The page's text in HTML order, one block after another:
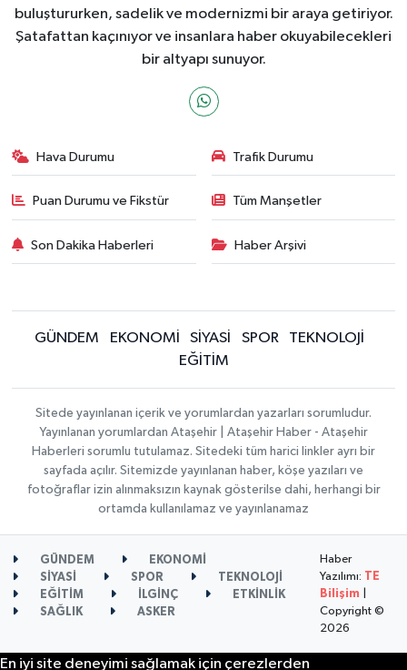
buluştururken, sadelik ve modernizmi bir araya getiriyor.
Şatafattan kaçınıyor ve insanlara haber okuyabilecekleri
bir altyapı sunuyor.
Hava Durumu Trafik Durumu
Puan Durumu ve Fikstür Tüm Manşetler
Son Dakika Haberleri Haber Arşivi
GÜNDEM EKONOMİ SİYASİ SPOR
TEKNOLOJİ
EĞİTİM
Sitede yayınlanan içerik ve yorumlardan yazarları sorumludur.
Yayınlanan yorumlardan Ataşehir | Ataşehir Haber - Ataşehir
Haberleri sorumlu tutulamaz. Sitedeki tüm harici linkler ayrı bir
sayfada açılır. Sitemizde yayınlanan haber, köşe yazıları ve
fotoğraflar izin alınmaksızın kaynak gösterilse dahi, herhangi bir
ortamda kullanılamaz ve yayınlanamaz
GÜNDEM
EKONOMİ
SİYASİ
SPOR
TEKNOLOJİ
EĞİTİM
İLGİNÇ
ETKİNLİK
SAĞLIK
ASKER
Haber
Yazılımı: TE
Bilişim
Copyright ©
2026
En iyi site deneyimi sağlamak için çerezlerden